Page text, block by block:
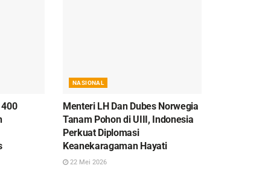
NASIONAL
Menteri LH Dan Dubes Norwegia
Tanam Pohon di UIII, Indonesia
Perkuat Diplomasi
Keanekaragaman Hayati
22 Mei 2026